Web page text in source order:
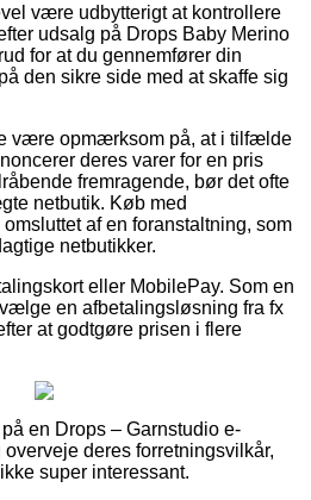
være udbytterigt at kontrollere
udsalg på Drops Baby Merino
for at du gennemfører din
den sikre side med at skaffe sig
være opmærksom på, at i tilfælde
deres varer for en pris
fremragende, bør det ofte
netbutik. Køb med
af en foranstaltning, som
netbutikker.
eller MobilePay. Som en
en afbetalingsløsning fra fx
at godtgøre prisen i flere
en Drops – Garnstudio e-
deres forretningsvilkår,
super interessant.